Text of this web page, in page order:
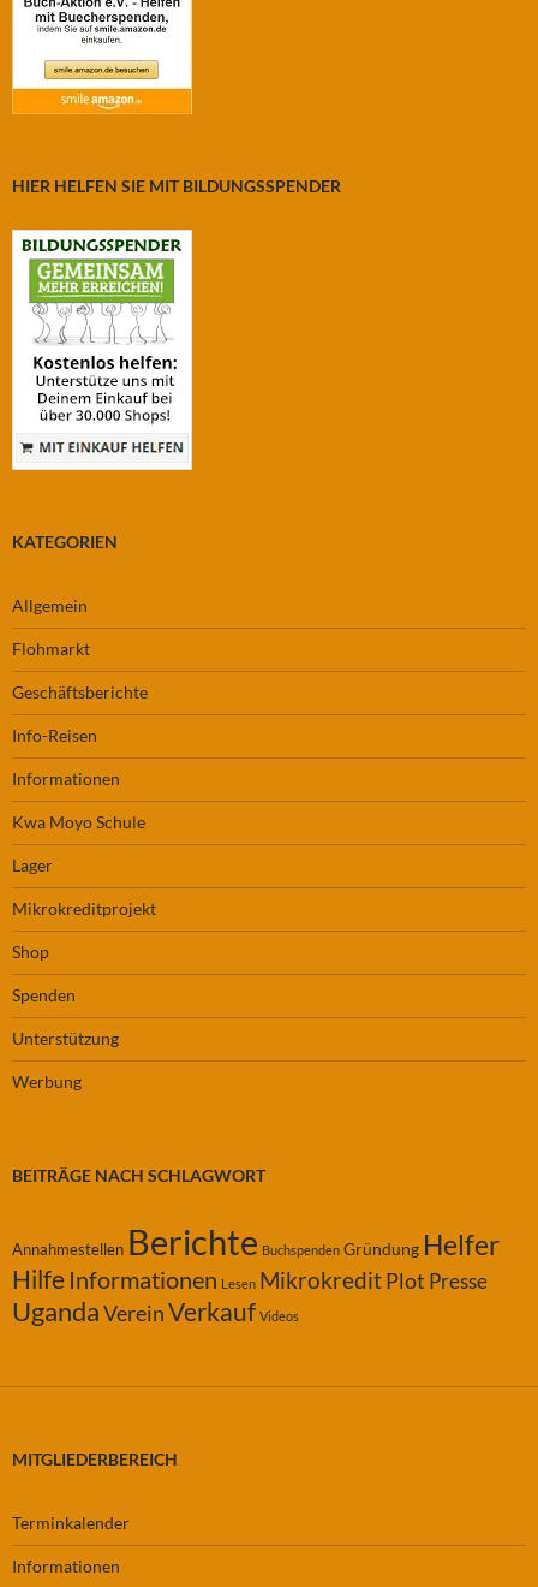
HIER HELFEN SIE MIT BILDUNGSSPENDER
KATEGORIEN
Allgemein
Flohmarkt
Geschäftsberichte
Info-Reisen
Informationen
Kwa Moyo Schule
Lager
Mikrokreditprojekt
Shop
Spenden
Unterstützung
Werbung
BEITRÄGE NACH SCHLAGWORT
Annahmestellen Berichte Buchspenden Gründung Helfer
Hilfe Informationen Lesen MikrokreditPlot Presse
UgandaVereinVerkauf Videos
MITGLIEDERBEREICH
Terminkalender
Informationen